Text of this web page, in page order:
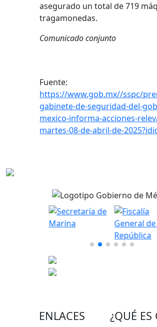
asegurado un total de 719
tragamonedas.
Comunicado conjunto
Fuente:
https://www.gob.mx//sspc/
gabinete-de-seguridad-del-
mexico-informa-acciones-
martes-08-de-abril-de-
ENLACES ¿QUÉ ES